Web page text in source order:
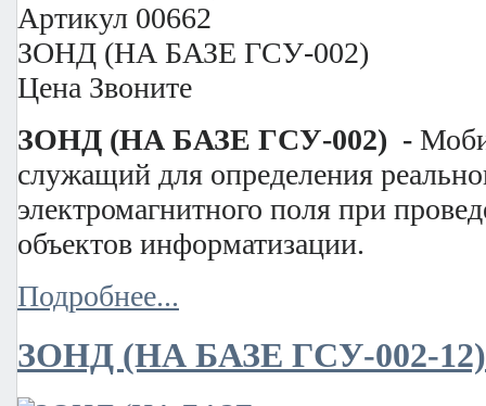
Артикул 00662
ЗОНД (НА БАЗЕ ГСУ-002)
Цена Звоните
ЗОНД (НА БАЗЕ ГСУ-002) -
служащий для определения
электромагнитного поля при
объектов информатизации.
Подробнее...
ЗОНД (НА БАЗЕ ГСУ-002-12)